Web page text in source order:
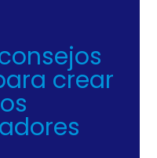
crear